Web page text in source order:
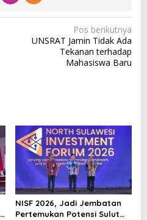
Pos berikutnya
UNSRAT Jamin Tidak Ada
Tekanan terhadap
Mahasiswa Baru
NISF 2026, Jadi Jembatan
Pertemukan Potensi Sulut